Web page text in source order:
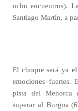
ocho encuentros).
Santiago Martín, a
El choque será ya
emociones
pista del Menorca
superar al Burgos